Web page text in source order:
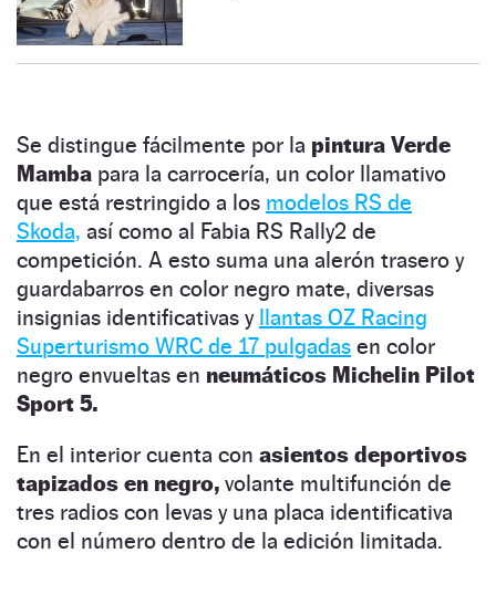
Se distingue fácilmente por la pintura Verde
Mamba para la carrocería, un color llamativo
que está restringido a los modelos RS de
Skoda, así como al Fabia RS Rally2 de
competición. A esto suma una alerón trasero y
guardabarros en color negro mate, diversas
insignias identificativas y llantas OZ Racing
Superturismo WRC de 17 pulgadas en color
negro envueltas en neumáticos Michelin Pilot
Sport 5.
En el interior cuenta con asientos deportivos
tapizados en negro, volante multifunción de
tres radios con levas y una placa identificativa
con el número dentro de la edición limitada.